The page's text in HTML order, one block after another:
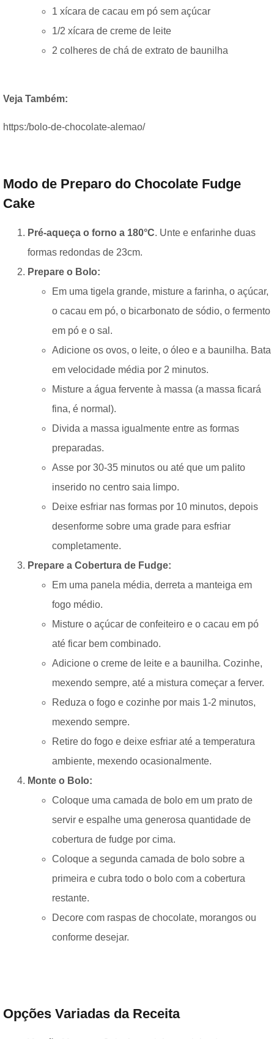
1 xícara de cacau em pó sem açúcar
1/2 xícara de creme de leite
2 colheres de chá de extrato de baunilha
Veja Também:
https:/bolo-de-chocolate-alemao/
Modo de Preparo do Chocolate Fudge
Cake
Pré-aqueça o forno a 180°C. Unte e enfarinhe duas
formas redondas de 23cm.
Prepare o Bolo:
Em uma tigela grande, misture a farinha, o açúcar,
o cacau em pó, o bicarbonato de sódio, o fermento
em pó e o sal.
Adicione os ovos, o leite, o óleo e a baunilha. Bata
em velocidade média por 2 minutos.
Misture a água fervente à massa (a massa ficará
fina, é normal).
Divida a massa igualmente entre as formas
preparadas.
Asse por 30-35 minutos ou até que um palito
inserido no centro saia limpo.
Deixe esfriar nas formas por 10 minutos, depois
desenforme sobre uma grade para esfriar
completamente.
Prepare a Cobertura de Fudge:
Em uma panela média, derreta a manteiga em
fogo médio.
Misture o açúcar de confeiteiro e o cacau em pó
até ficar bem combinado.
Adicione o creme de leite e a baunilha. Cozinhe,
mexendo sempre, até a mistura começar a ferver.
Reduza o fogo e cozinhe por mais 1-2 minutos,
mexendo sempre.
Retire do fogo e deixe esfriar até a temperatura
ambiente, mexendo ocasionalmente.
Monte o Bolo:
Coloque uma camada de bolo em um prato de
servir e espalhe uma generosa quantidade de
cobertura de fudge por cima.
Coloque a segunda camada de bolo sobre a
primeira e cubra todo o bolo com a cobertura
restante.
Decore com raspas de chocolate, morangos ou
conforme desejar.
Opções Variadas da Receita